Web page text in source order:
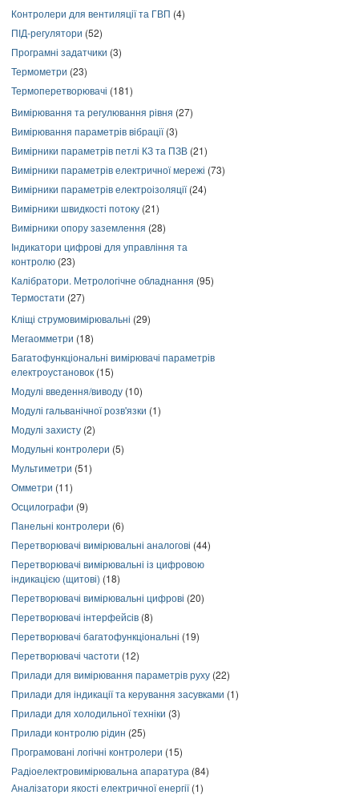
Контролери для вентиляції та ГВП (4)
ПІД-регулятори (52)
Програмні задатчики (3)
Термометри (23)
Термоперетворювачі (181)
Вимірювання та регулювання рівня (27)
Вимірювання параметрів вібрації(3)
Вимірники параметрів петлі КЗ та ПЗВ (21)
Вимірники параметрів електричної мережі (73)
Вимірники параметрів електроізоляції(24)
Вимірники швидкості потоку (21)
Вимірники опору заземлення (28)
Індикатори цифрові для управління та
контролю (23)
Калібратори. Метрологічне обладнання (95)
Термостати (27)
Кліщі струмовимірювальні (29)
Мегаомметри (18)
Багатофункціональні вимірювачі параметрів
електроустановок (15)
Модулі введення/виводу (10)
Модулі гальванічної розв'язки (1)
Модулі захисту (2)
Модульні контролери (5)
Мультиметри (51)
Омметри (11)
Осцилографи (9)
Панельні контролери (6)
Перетворювачі вимірювальні аналогові (44)
Перетворювачі вимірювальні із цифровою
індикацією (щитові) (18)
Перетворювачі вимірювальні цифрові (20)
Перетворювачі інтерфейсів (8)
Перетворювачі багатофункціональні (19)
Перетворювачі частоти (12)
Прилади для вимірювання параметрів руху (22)
Прилади для індикації та керування засувками (1)
Прилади для холодильної техніки (3)
Прилади контролю рідин (25)
Програмовані логічні контролери (15)
Радіоелектровимірювальна апаратура (84)
Аналізатори якості електричної енергії(1)